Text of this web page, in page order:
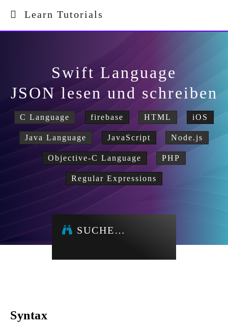
Learn Tutorials
Swift Language
JSON lesen und schreiben
C Language firebase HTML iOS
Java Language JavaScript Node.js
Objective-C Language PHP
Regular Expressions
SUCHE…
Syntax